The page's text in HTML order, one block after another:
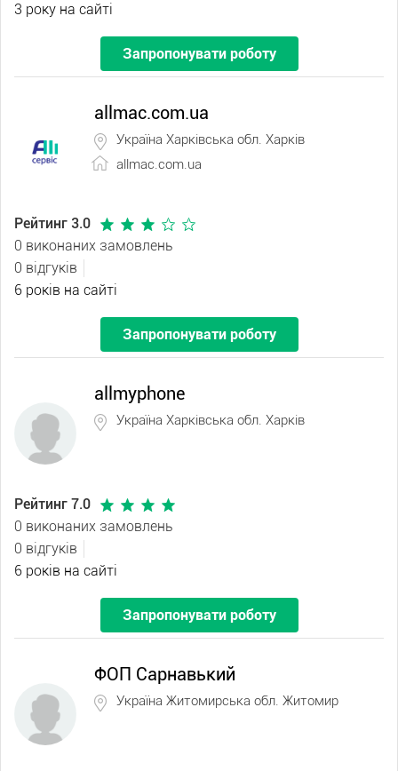
3 року на сайті
Запропонувати роботу
allmac.com.ua
Україна Харківська обл. Харків
allmac.com.ua
Рейтинг 3.0
0 виконаних замовлень
0 відгуків
6 років на сайті
Запропонувати роботу
allmyphone
Україна Харківська обл. Харків
Рейтинг 7.0
0 виконаних замовлень
0 відгуків
6 років на сайті
Запропонувати роботу
ФОП Сарнавький
Україна Житомирська обл. Житомир